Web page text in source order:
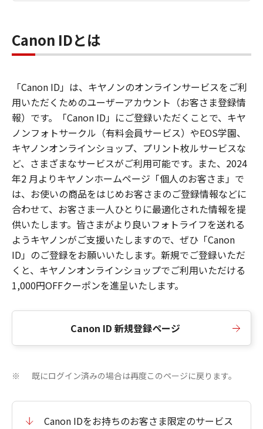
Canon IDとは
「Canon ID」は、キヤノンのオンラインサービスをご利
用いただくためのユーザーアカウント（お客さま登録情
報）です。「Canon ID」にご登録いただくことで、キヤ
ノンフォトサークル（有料会員サービス）やEOS学園、
キヤノンオンラインショップ、プリント枚ルサービスな
ど、さまざまなサービスがご利用可能です。また、2024
年2 月よりキヤノンホームページ「個人のお客さま」で
は、お使いの商品をはじめお客さまのご登録情報などに
合わせて、お客さま一人ひとりに最適化された情報を提
供いたします。皆さまがより良いフォトライフを送れる
ようキヤノンがご支援いたしますので、ぜひ「Canon
ID」のご登録をお願いいたします。新規でご登録いただ
くと、キヤノンオンラインショップでご利用いただける
1,000円OFFクーポンを進呈いたします。
Canon ID 新規登録ページ
※ 既にログイン済みの場合は再度このページに戻ります。
Canon IDをお持ちのお客さま限定のサービス